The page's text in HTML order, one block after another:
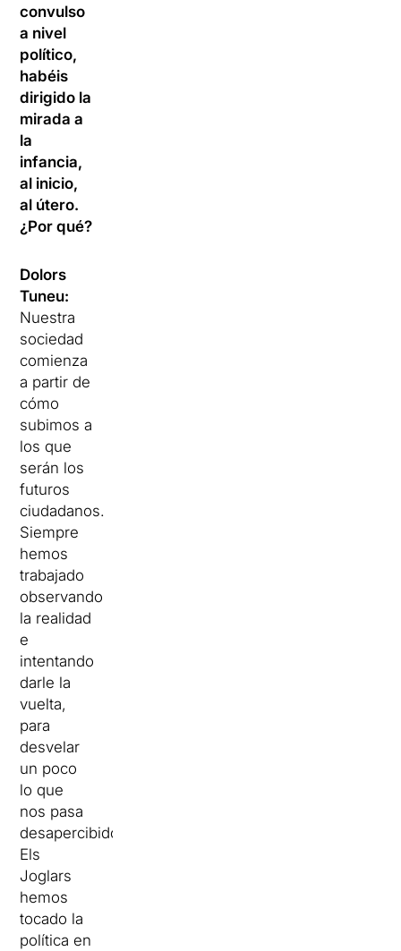
convulso
a nivel
político,
habéis
dirigido la
mirada a
la
infancia,
al inicio,
al útero.
¿Por qué?
Dolors
Tuneu:
Nuestra
sociedad
comienza
a partir de
cómo
subimos a
los que
serán los
futuros
ciudadanos.
Siempre
hemos
trabajado
observando
la realidad
e
intentando
darle la
vuelta,
para
desvelar
un poco
lo que
nos pasa
desapercibido.
Els
Joglars
hemos
tocado la
política en